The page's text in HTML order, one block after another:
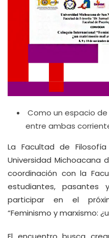
Como un espacio
entre ambas
La Facultad de
Universidad Michoacana
coordinación con la
estudiantes, pasantes
participar en el
“Feminismo y marxismo: